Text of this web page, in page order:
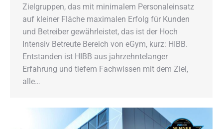
Zielgruppen, das mit minimalem Personaleinsatz
auf kleiner Fläche maximalen Erfolg für Kunden
und Betreiber gewährleistet, das ist der Hoch
Intensiv Betreute Bereich von eGym, kurz: HIBB.
Entstanden ist HIBB aus jahrzehntelanger
Erfahrung und tiefem Fachwissen mit dem Ziel,
alle…